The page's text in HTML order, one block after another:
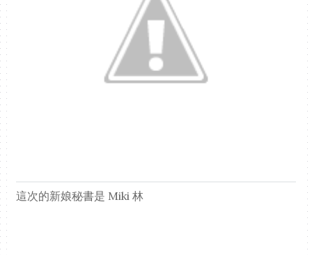
這次的新娘秘書是 Miki 林